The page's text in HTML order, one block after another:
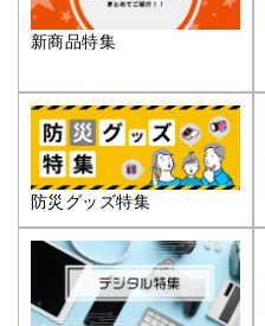
新商品特集
防災グッズ特集